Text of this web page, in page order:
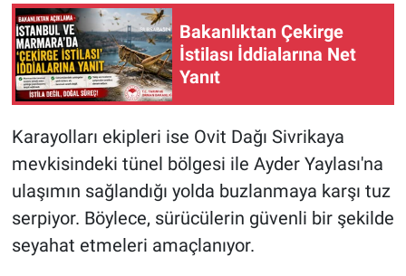
Bakanlıktan Çekirge
İstilası İddialarına Net
Yanıt
Karayolları ekipleri ise Ovit Dağı Sivrikaya
mevkisindeki tünel bölgesi ile Ayder Yaylası'na
ulaşımın sağlandığı yolda buzlanmaya karşı tuz
serpiyor. Böylece, sürücülerin güvenli bir şekilde
seyahat etmeleri amaçlanıyor.